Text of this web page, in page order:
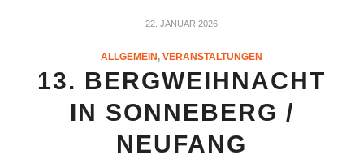
22. JANUAR 2026
ALLGEMEIN ,VERANSTALTUNGEN
13. BERGWEIHNACHT
IN SONNEBERG /
NEUFANG